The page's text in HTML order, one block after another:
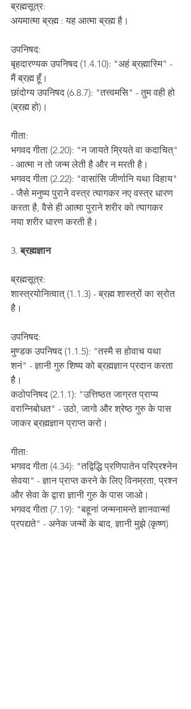
ब्रह्मसूत्र:
अयमात्मा ब्रह्म : यह आत्मा ब्रह्म है।
उपनिषद:
बृहदारण्यक उपनिषद (1.4.10): "अहं ब्रह्मास्मि" -
मैं ब्रह्म हूँ।
छांदोग्य उपनिषद (6.8.7): "तत्त्वमसि" - तुम वही हो
(ब्रह्म हो)।
गीता:
भगवद गीता (2.20): "न जायते म्रियते वा कदाचित्"
- आत्मा न तो जन्म लेती है और न मरती है।
भगवद गीता (2.22): "वासांसि जीर्णानि यथा विहाय"
- जैसे मनुष्य पुराने वस्त्र त्यागकर नए वस्त्र धारण
करता है, वैसे ही आत्मा पुराने शरीर को त्यागकर
नया शरीर धारण करती है।
3. ब्रह्मज्ञान
ब्रह्मसूत्र:
शास्त्रयोनित्वात् (1.1.3) - ब्रह्म शास्त्रों का स्रोत
है।
उपनिषद:
मुण्डक उपनिषद (1.1.5): "तस्मै स होवाच यथा
शनं" - ज्ञानी गुरु शिष्य को ब्रह्मज्ञान प्रदान करता
है।
कठोपनिषद (2.1.1): "उत्तिष्ठत जाग्रत प्राप्य
वरान्निबोधत" - उठो, जागो और श्रेष्ठ गुरु के पास
जाकर ब्रह्मज्ञान प्राप्त करो।
गीता:
भगवद गीता (4.34): "तद्विद्धि प्रणिपातेन परिप्रश्नेन
सेवया" - ज्ञान प्राप्त करने के लिए विनम्रता, प्रश्न
और सेवा के द्वारा ज्ञानी गुरु के पास जाओ।
भगवद गीता (7.19): "बहूनां जन्मनामन्ते ज्ञानवान्मां
प्रपद्यते" - अनेक जन्मों के बाद, ज्ञानी मुझे (कृष्ण)